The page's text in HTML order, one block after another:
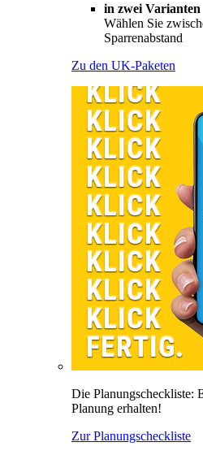
in zwei Varianten
Wählen Sie
Sparrenabstand
Zu den UK-Paketen
Die Planungscheckliste:
Planung erhalten!
Zur Planungscheckliste